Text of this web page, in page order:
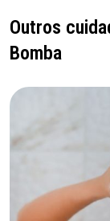
Outros
Bomba